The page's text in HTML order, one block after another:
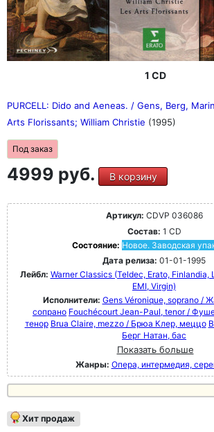
1 CD
PURCELL: Dido and Aeneas. / Gens, Berg,
Arts Florissants; William Christie (1995)
Под заказ
4999 руб. В корзину
Артикул: CDVP 036086
Состав: 1 CD
Состояние: Новое. Заводская
Дата релиза: 01-01-1995
Лейбл: Warner Classics (Teldec, Erato, Finlandia,
EMI, Virgin)
Исполнители: Gens Véronique, soprano /
сопрано Fouchécourt Jean-Paul, tenor /
тенор Brua Claire, mezzo / Брюа Клер, меццо
Берг Натан, бас
Показать больше
Жанры: Опера, интермедия,
Хит продаж